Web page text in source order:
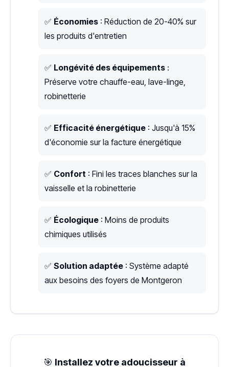
✅ Économies : Réduction de 20-40% sur
les produits d'entretien
✅ Longévité des équipements :
Préserve votre chauffe-eau, lave-linge,
robinetterie
✅ Efficacité énergétique : Jusqu'à 15%
d'économie sur la facture énergétique
✅ Confort : Fini les traces blanches sur la
vaisselle et la robinetterie
✅ Écologique : Moins de produits
chimiques utilisés
✅ Solution adaptée : Système adapté
aux besoins des foyers de Montgeron
🎯 Installez votre adoucisseur à